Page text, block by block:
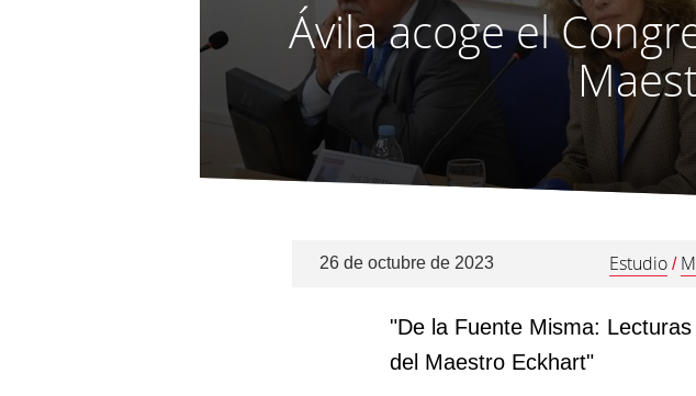
Ávila acoge el
26 de octubre de 2023 Estudio /
"De la Fuente Misma:
del Maestro Eckhart"